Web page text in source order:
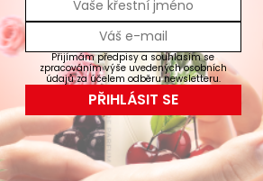
souhlasíte spodmínkami
údajů
Přijímám předpisy a souhlasím se
zpracováním výše uvedených osobních
údajů za účelem odběru newsletteru.
PŘIHLÁSIT SE